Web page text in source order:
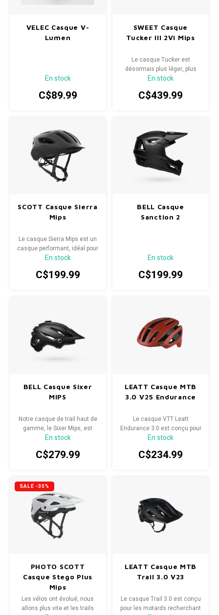
VELEC Casque V-
Lumen
En stock
C$89.99
SWEET Casque
Tucker III 2Vi Mips
Le casque Tucker est
désormais plus léger, plus
performant et plus résistant.
En stock
C$439.99
SCOTT Casque Sierra
Mips
Le casque Sierra Mips est un
casque performant, idéal pour
tous les types de pratique.
En stock
C$199.99
BELL Casque
Sanction 2
En stock
C$199.99
BELL Casque Sixer
MIPS
Notre casque de trail haut de
gamme, le Sixer Mips, est
conçu pour tout affronter.
En stock
C$279.99
LEATT Casque MTB
3.0 V25 Endurance
Le casque VTT Leatt
Endurance 3.0 est conçu pour
bien plus que la simple
sublimer vos sorties sur tous
En stock
C$234.99
SALE -30%
PHOTO SCOTT
Casque Stego Plus
Mips
Les vélos ont évolué, nous
allons plus vite et les trails
LEATT Casque MTB
Trail 3.0 V23
Le casque Trail 3.0 est conçu
pour les motards recherchant